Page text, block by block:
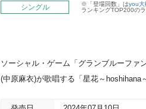
シングル ※「登場回数」はyou大
ランキングTOP200の
ソーシャル・ゲーム「グランブルーファ
(中原麻衣)が歌唱する「星花～hoshihana